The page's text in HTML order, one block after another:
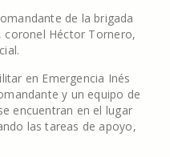
de la brigada
coronel Héctor Tornero,
en Emergencia Inés
y un equipo de
encuentran en el lugar
las tareas de apoyo,